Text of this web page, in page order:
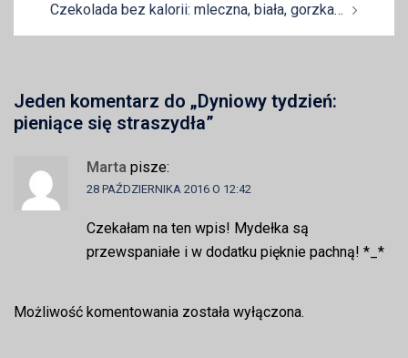
Czekolada bez kalorii: mleczna, biała, gorzka…
Jeden komentarz do „Dyniowy tydzień:
pieniące się straszydła”
Marta pisze:
28 PAŹDZIERNIKA 2016 O 12:42
Czekałam na ten wpis! Mydełka są
przewspaniałe i w dodatku pięknie pachną! *_*
Możliwość komentowania została wyłączona.